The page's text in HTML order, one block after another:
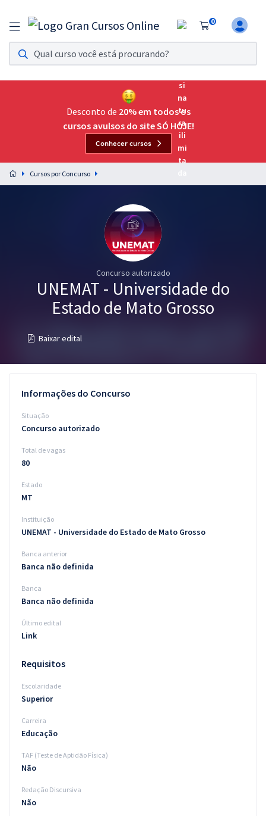
0
Assinatura Ilimitada 11
Acesso a todos os cursos. Teste grátis por 7 dias!
Assinatura OAB Até Passar
Acesso ilimitado a toda preparação para o Exame da
Preparação completa e intensiva para as principais
residências em saúde do Brasil
Graduação
Questões grátis
Conteúdo gratuito
Aprovados
Atendimento
Desconto de 20% em todos os
cursos avulsos do site SÓ HOJE!
Conhecer cursos
Cursos por Concurso
Concurso autorizado
UNEMAT - Universidade do
Estado de Mato Grosso
Baixar edital
Informações do Concurso
Situação
Concurso autorizado
Total de vagas
80
Estado
MT
Instituição
UNEMAT - Universidade do Estado de Mato Grosso
Banca anterior
Banca não definida
Banca
Banca não definida
Último edital
Link
Requisitos
Escolaridade
Superior
Carreira
Educação
TAF (Teste de Aptidão Física)
Não
Redação Discursiva
Não